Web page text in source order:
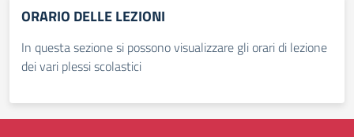
ORARIO DELLE LEZIONI
In questa sezione si possono visualizzare gli orari di lezione
dei vari plessi scolastici